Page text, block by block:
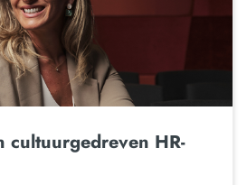
cultuurgedreven HR-